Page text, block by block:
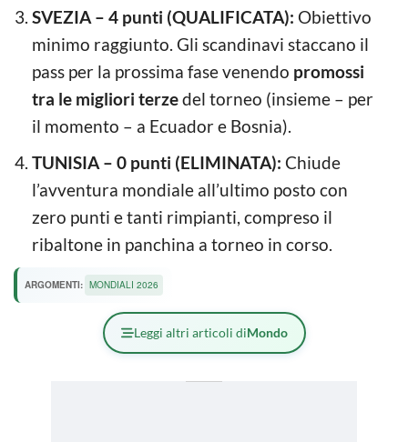
SVEZIA – 4 punti (QUALIFICATA): Obiettivo
minimo raggiunto. Gli scandinavi staccano il
pass per la prossima fase venendo promossi
tra le migliori terzedel torneo (insieme – per
il momento – a Ecuador e Bosnia).
TUNISIA – 0 punti (ELIMINATA): Chiude
l’avventura mondiale all’ultimo posto con
zero punti e tanti rimpianti, compreso il
ribaltone in panchina a torneo in corso.
ARGOMENTI: MONDIALI 2026
Leggi altri articoli diMondo